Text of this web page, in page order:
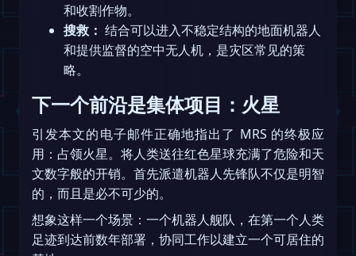
和收割作物。
搜救： 结合可以进入不稳定结构的地面机器人
和提供监督的空中无人机，是灾区常见的策
略。
下一个前沿是集体项目：火星
引发本文的电子邮件正确地指出了 MRS 的终极应
用：占领火星。将人类送往红色星球充满了危险和天
文数字般的开销。首先派遣机器人先锋队不仅是明智
的，而且是必不可少的。
想象这样一个场景：一个机器人舰队，在第一个人类
足迹到达前数年部署，协同工作以建立一个可居住的